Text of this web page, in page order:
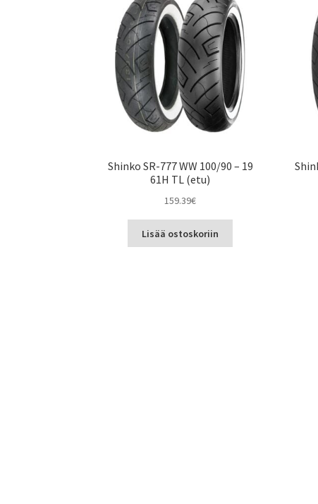
Shinko SR-777 WW 100/90 – 19
61H TL (etu)
159.39€
Lisää ostoskoriin